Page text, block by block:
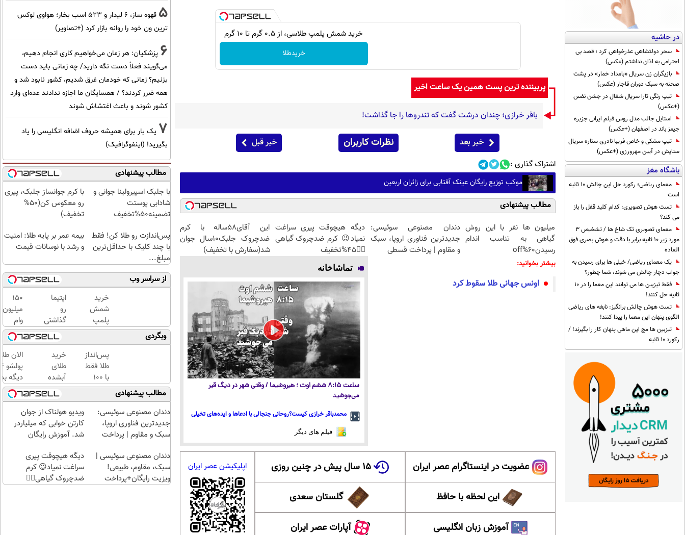
در حاشیه
سحر دولتشاهی عذرخواهی کرد ؛ قصد بی
احترامی به اذان نداشتم (عکس)
بازیگران زن سریال «بامداد خمار» در پشت
صحنه به سبک دوران قاجار (عکس)
تیپ رنگی تارا سریال شغال در جشن نفس
(+عکس)
استایل جالب مدل روس فیلم ایرانی جزیره
جیمز باند در اصفهان (+عکس)
تیپ مشکی و خاص فریبا نادری ستاره سریال
ستایش در آیین مهرورزی (+عکس)
باشگاه مغز
معمای ریاضی؛ رکورد حل این چالش 10 ثانیه
است
تست هوش تصویری: کدام کلید قفل را باز
می کند؟
معمای تصویری تک شاخ ها / تشخیص 3
مورد زیر 10 ثانیه برابر با دقت و هوش بصری فوق
العاده
یک معمای ریاضی/ خیلی ها برای رسیدن به
جواب دچار چالش می شوند، شما چطور؟
فقط تیزبین ها می توانند این معما را در 10
ثانیه حل کنند!
تست هوش چالش برانگیز: نابغه های ریاضی
الگوی پنهان این معما را پیدا کنند!
تیزبین ها مچ این ماهی پنهان کار را بگیرند! /
رکورد 10 ثانیه
خرید شمش پلمپ طلاسی، از ۰.۵ گرم تا ۱۰ گرم
خریدطلا
پربیننده ترین پست همین یک ساعت اخیر
باقر خرازی؛ چندان درشت گفت که تندروها را جا گذاشت!
خبر بعد نظرات کاربران خبر قبل
اشتراک گذاری :
موکب توزیع رایگان عینک آفتابی برای زائران اربعین
مطالب پیشنهادی
میلیون ها نفر با این روش
گیاهی به تناسب اندام
رسیدن60%off
دندان مصنوعی سوئیسی:
جدیدترین فناوری اروپا، سبک
و مقاوم | پرداخت قسطی
دیگه هیچوقت پیری سراغت
نمیاد😉 کرم ضدچروک گیاهی
👈🏻45%تخفیف
این آقای58ساله با کرم
ضدچروک جلبک10سال جوان
شد(سفارش با تخفیف)
بیشتر بخوانید:
اونس جهانی طلا سقوط کرد
تماشاخانه
ساعت ۸:۱۵ ششم اوت ؛ هیروشیما / وقتی شهر در دیگ قیر
می‌جوشید
محمدباقر خرازی کیست؟روحانی جنجالی با ادعاها و ایده‌های تخیلی
فیلم های دیگر
عضویت در اینستاگرام عصر ایران ۱۵ سال پیش در چنین روزی
این لحظه با حافظ گلستان سعدی
آموزش زبان انگلیسی آپارات عصر ایران
اپلیکیشن عصر ایران
5
قهوه ساز، 6 لیدار و 523 اسب بخار؛ هواوی لوکس
ترین ون خود را روانه بازار کرد (+تصاویر)
6 پزشکیان: هر زمان می‌خواهیم کاری انجام دهیم،
می‌گویند فعلاً دست نگه دارید/ چه زمانی باید دست
بزنیم؟ زمانی که خودمان غرق شدیم، کشور نابود شد و
همه ضرر کردند؟ / همسایگان ما اجازه ندادند عده‌ای وارد
کشور شوند و باعث اغتشاش شوند
7 یک بار برای همیشه حروف اضافه انگلیسی را یاد
بگیرید! (اینفوگرافیک)
مطالب پیشنهادی
با جلبک اسپیرولینا جوانی و
شادابی پوستت
تضمینه50%تخفیف
با کرم جوانساز جلبک، پیری
رو معکوس کن(50%
تخفیف)
پس‌اندازت رو طلا کن! فقط
با چند کلیک با حداقل‌ترین
مبلغ...
بیمه عمر بر پایه طلا: امنیت
و رشد با نوسانات قیمت
از سراسر وب
خرید
شمش
پلمپ
طلاسی،
از ۰.۵
گرم تا
۱۰ گرم
اپتیما
رو
گذاشتی
برای
فروش
؟ اینجا
یک
روزه
بفروش
150
میلیون
وام
بگیر،
طلای
آب
شده و
زینتی
بخر
وبگردی
پس‌انداز
طلا فقط
با ۱۰۰
هزارتومان
(امن و
راحت)
خرید
طلای
آبشده
حتی با
۱۰۰هزارتومان
الان
دیگه
طلا با
بی‌بهره
مطالب پیشنهادی
دندان مصنوعی سوئیسی:
جدیدترین فناوری اروپا،
سبک و مقاوم | پرداخت
ویدیو هولناک از جوان
کارتن خوابی که میلیاردر
شد. آموزش رایگان
دندان مصنوعی سوئیسی |
سبک، مقاوم، طبیعی!
ویزیت رایگان+پرداخت
دیگه هیچوقت پیری
سراغت نمیاد😉 کرم
ضدچروک گیاهی👈🏻